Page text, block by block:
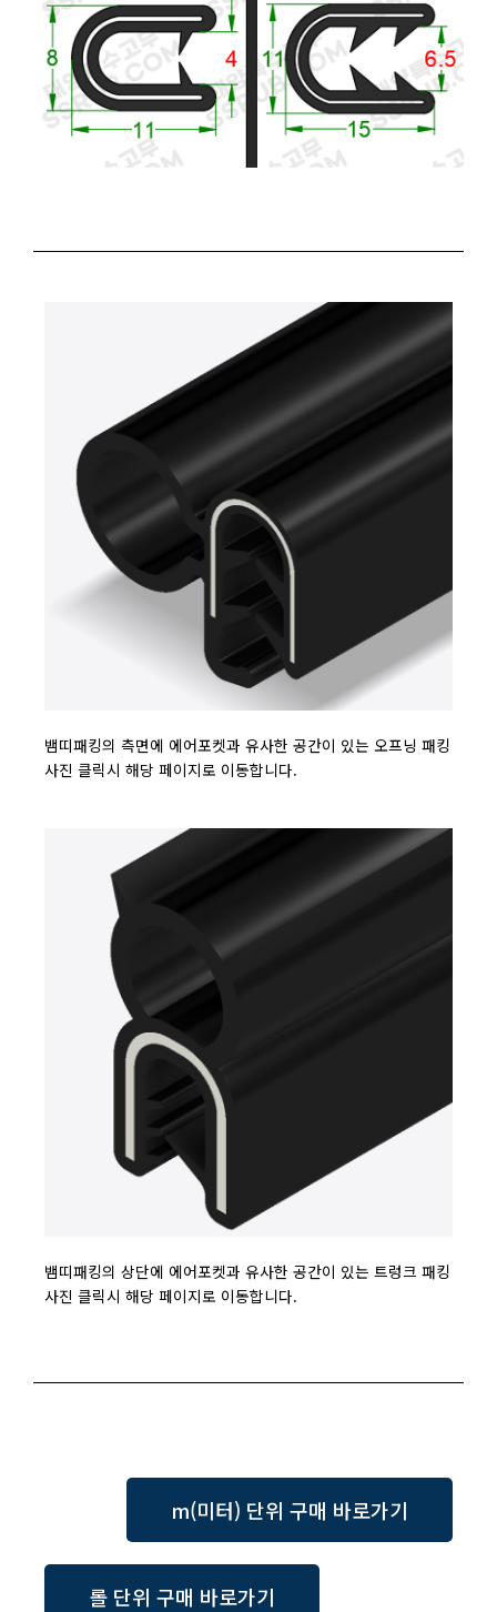
뱀띠패킹의 측면에 에어포켓과 유사한 공간이 있는 오프닝 패킹
사진 클릭시 해당 페이지로 이동합니다.
뱀띠패킹의 상단에 에어포켓과 유사한 공간이 있는 트렁크 패킹
사진 클릭시 해당 페이지로 이동합니다.
m(미터) 단위 구매 바로가기
롤 단위 구매 바로가기